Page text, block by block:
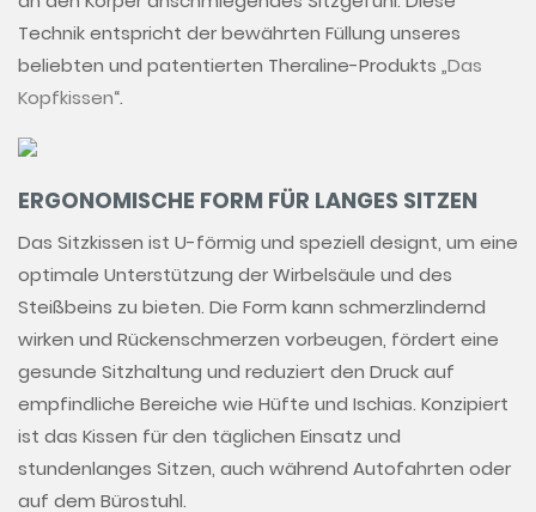
Technik entspricht der bewährten Füllung unseres
beliebten und patentierten Theraline-Produkts „Das
Kopfkissen“.
ERGONOMISCHE FORM FÜR LANGES SITZEN
Das Sitzkissen ist U-förmig und speziell designt, um eine
optimale Unterstützung der Wirbelsäule und des
Steißbeins zu bieten. Die Form kann schmerzlindernd
wirken und Rückenschmerzen vorbeugen, fördert eine
gesunde Sitzhaltung und reduziert den Druck auf
empfindliche Bereiche wie Hüfte und Ischias. Konzipiert
ist das Kissen für den täglichen Einsatz und
stundenlanges Sitzen, auch während Autofahrten oder
auf dem Bürostuhl.